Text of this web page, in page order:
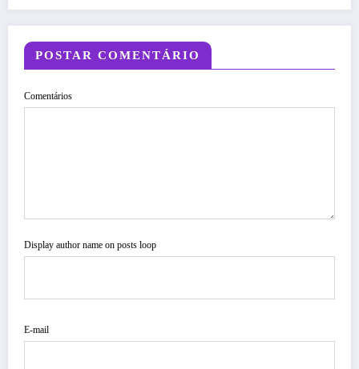
POSTAR COMENTÁRIO
Comentários
Display author name on posts loop
E-mail